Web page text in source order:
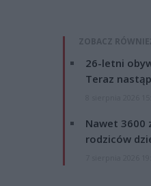
ZOBACZ
26-letni
Teraz
Nawet 3600
rodziców